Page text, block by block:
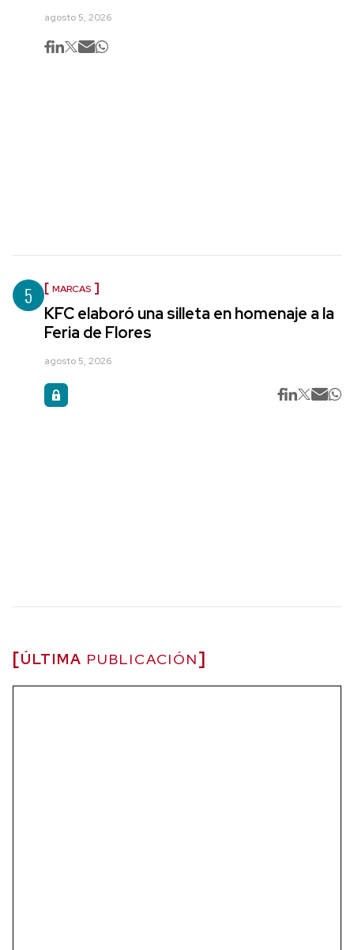
agosto 5, 2026
5 MARCAS
KFC elaboró una silleta en homenaje a la
Feria de Flores
agosto 5, 2026
ÚLTIMA PUBLICACIÓN